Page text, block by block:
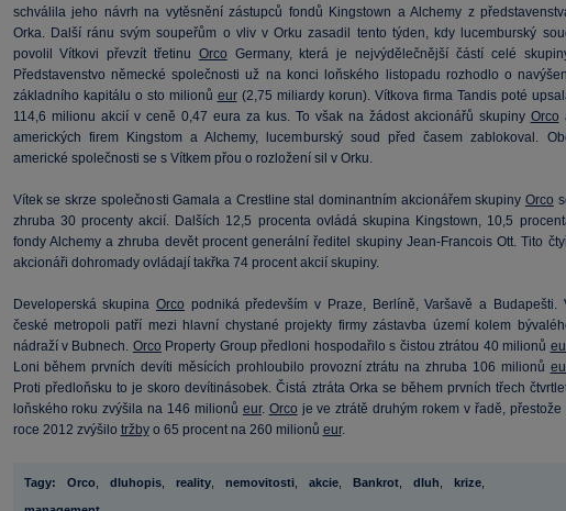
schválila jeho návrh na vytěsnění zástupců fondů Kingstown a Alchemy z
Orka. Další ránu svým soupeřům o vliv v Orku zasadil tento týden, kdy lucemburský
povolil Vítkovi převzít třetinu Orco Germany, která je nejvýdělečnější částí celé
Představenstvo německé společnosti už na konci loňského listopadu rozhodlo o
základního kapitálu o sto milionů eur(2,75 miliardy korun). Vítkova firma Tandis poté
114,6 milionu akcií v ceně 0,47 eura za kus. To však na žádost akcionářů skupiny Orco
amerických firem Kingstom a Alchemy, lucemburský soud před časem zablokoval.
americké společnosti se s Vítkem přou o rozložení sil v Orku.
Vítek se skrze společnosti Gamala a Crestline stal dominantním akcionářem skupiny Orco
zhruba 30 procenty akcií. Dalších 12,5 procenta ovládá skupina Kingstown, 10,5
fondy Alchemy a zhruba devět procent generální ředitel skupiny Jean-Francois Ott. Tito
akcionáři dohromady ovládají takřka 74 procent akcií skupiny.
Developerská skupina Orco podniká především v Praze, Berlíně, Varšavě a Budapešti.
české metropoli patří mezi hlavní chystané projekty firmy zástavba území kolem
nádraží v Bubnech. Orco Property Group předloni hospodařilo s čistou ztrátou 40 milionů
Loni během prvních devíti měsících prohloubilo provozní ztrátu na zhruba 106 milionů
Proti předloňsku to je skoro devítinásobek. Čistá ztráta Orka se během prvních třech
loňského roku zvýšila na 146 milionů eur. Orco je ve ztrátě druhým rokem v řadě, přestože
roce 2012 zvýšilo tržbyo 65 procent na 260 milionů eur.
Tagy: Orco, dluhopis, reality, nemovitosti, akcie, Bankrot, dluh krize,